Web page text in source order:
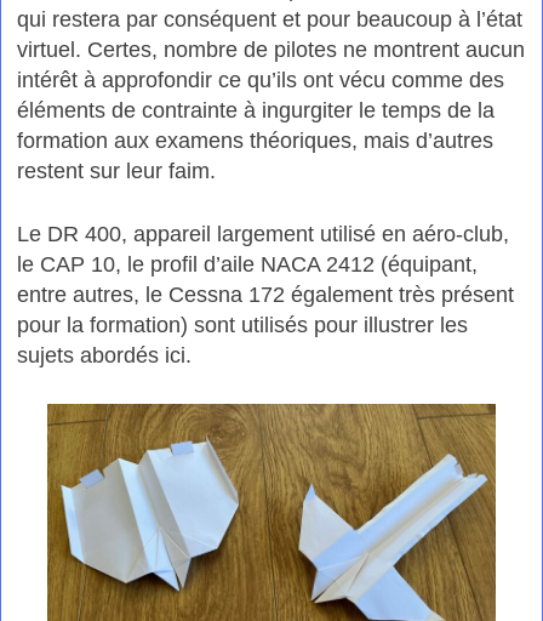
qui restera par conséquent et pour beaucoup à l’état
virtuel. Certes, nombre de pilotes ne montrent aucun
intérêt à approfondir ce qu’ils ont vécu comme des
éléments de contrainte à ingurgiter le temps de la
formation aux examens théoriques, mais d’autres
restent sur leur faim.
Le DR 400, appareil largement utilisé en aéro-club,
le CAP 10, le profil d’aile NACA 2412 (équipant,
entre autres, le Cessna 172 également très présent
pour la formation) sont utilisés pour illustrer les
sujets abordés ici.